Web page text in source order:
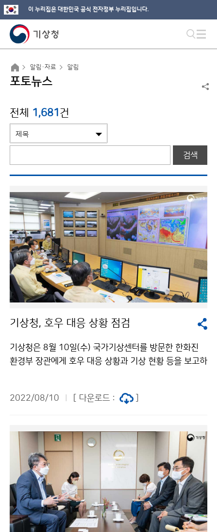
이 누리집은 대한민국 공식 전자정부 누리집입니다.
알림·자료 알림
포토뉴스
전체 1,681건
검색
기상청, 호우 대응 상황 점검
기상청은 8월 10일(수) 국가기상센터를 방문한 한화진
환경부 장관에게 호우 대응 상황과 기상 현황 등을 보고하
2022/08/10 [ 다운로드 :